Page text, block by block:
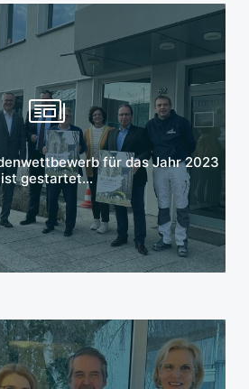
für das Jahr 2023
ist gestartet…
erfahren